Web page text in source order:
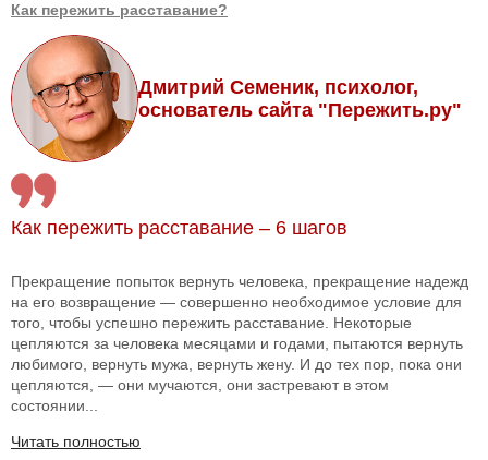
Как пережить расставание?
Дмитрий Семеник, психолог,
основатель сайта "Пережить.ру"
Как пережить расставание – 6 шагов
Прекращение попыток вернуть человека, прекращение надежд
на его возвращение — совершенно необходимое условие для
того, чтобы успешно пережить расставание. Некоторые
цепляются за человека месяцами и годами, пытаются вернуть
любимого, вернуть мужа, вернуть жену. И до тех пор, пока они
цепляются, — они мучаются, они застревают в этом
состоянии...
Читать полностью